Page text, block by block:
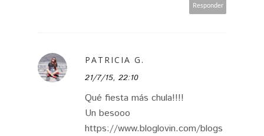
Responder
PATRICIA G.
21/7/15, 22:10
Qué fiesta más chula!!!!
Un besooo
https://www.bloglovin.com/blogs